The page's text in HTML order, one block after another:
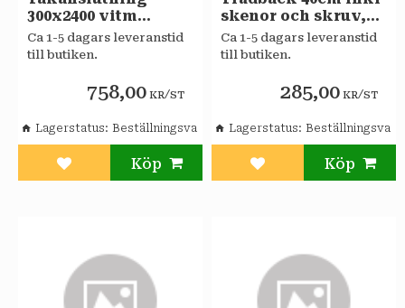
300x2400 vitm
Sagaköket
Ca 1-5 dagars leveranstid
till butiken.
758,00 KR/ST
Lägg till i favoriter
Lagerstatus Beställningsvara
skenor och skruv,
höjd=90mm
Ca 1-5 dagars leveranstid
till butiken.
285,00 KR/ST
Lägg till i favoriter
Lagerstatus Beställningsvara